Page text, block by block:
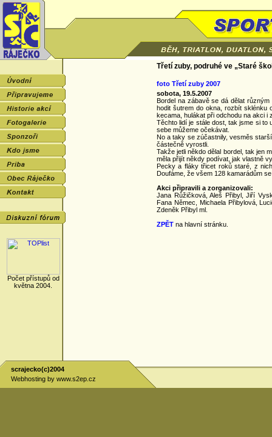
Počet přístupů od
května 2004.
Třetí zuby, podruhé ve „Staré
foto Třetí zuby 2007
sobota, 19.5.2007
Bordel na zábavě se dá dělat
hodit šutrem do okna, rozbít sklénku
kecama, hulákat při odchodu na akci i
Těchto lidí je stále dost, tak jsme si to
sebe můžeme očekávat.
No a taky se zúčastnily, vesměs
částečně vyrostli.
Takže jetli někdo dělal bordel, tak jen
měla přijít někdy podívat, jak vlastně
Pecky a fláky třicet roků staré, z
Doufáme, že všem 128 kamarádům
Akci připravili a zorganizovali:
Jana Růžičková, Aleš Přibyl, Jiří
Fana Němec, Michaela Přibylová,
Zdeněk Přibyl ml.
ZPĚT na hlavní stránku.
scrajecko(c)2004
Webhosting by www.s2ep.cz